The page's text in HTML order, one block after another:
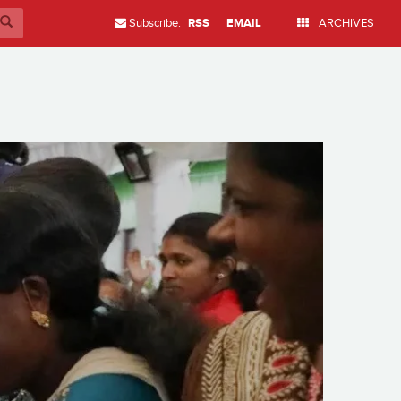
Subscribe: RSS | EMAIL ARCHIVES